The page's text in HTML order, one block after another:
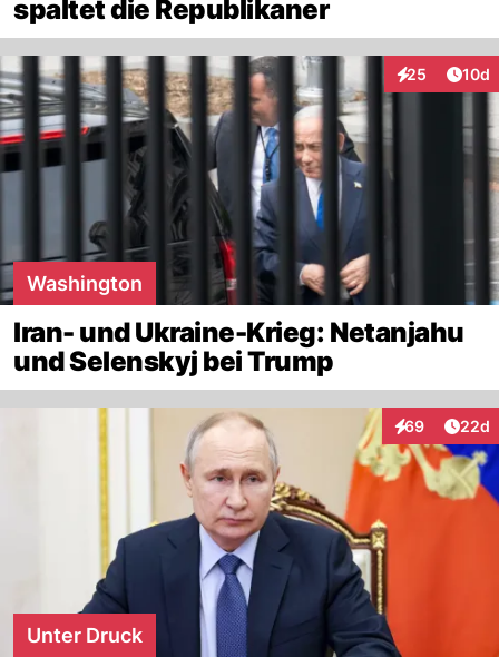
spaltet die Republikaner
25
Interaktionen
10d
Washington
Iran- und Ukraine-Krieg: Netanjahu
und Selenskyj bei Trump
69
Interaktionen
22d
Unter Druck